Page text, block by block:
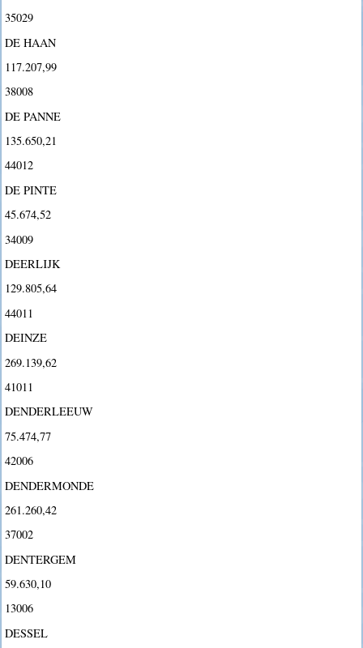
35029
DE HAAN
117.207,99
38008
DE PANNE
135.650,21
44012
DE PINTE
45.674,52
34009
DEERLIJK
129.805,64
44011
DEINZE
269.139,62
41011
DENDERLEEUW
75.474,77
42006
DENDERMONDE
261.260,42
37002
DENTERGEM
59.630,10
13006
DESSEL